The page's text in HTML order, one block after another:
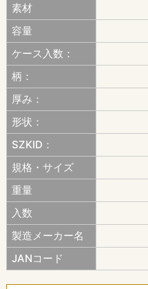
素材
容量
ケース入数：
柄：
厚み：
形状：
SZKID：
規格・サイズ
重量
入数
製造メーカー名
JANコード